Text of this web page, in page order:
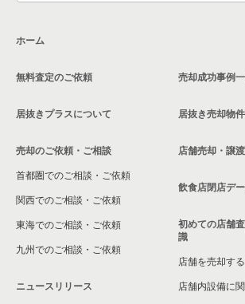
中野区の飲食店の居抜き売却物件の案件一覧
ホーム
無料査定のご依頼
居抜きプラスについて
売却のご依頼・ご相談
首都圏でのご相談・ご依頼
関西でのご相談・ご依頼
東海でのご相談・ご依頼
九州でのご相談・ご依頼
ニュースリリース
売却成功事例
居抜き売却物
店舗売却・譲
飲食店閉店デ
初めての店舗
識
店舗を売却す
店舗内設備に